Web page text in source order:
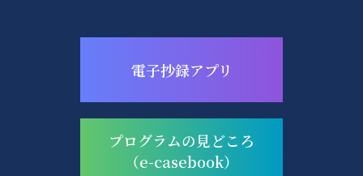
電子抄録アプリ
プログラムの見どころ
（e-casebook）